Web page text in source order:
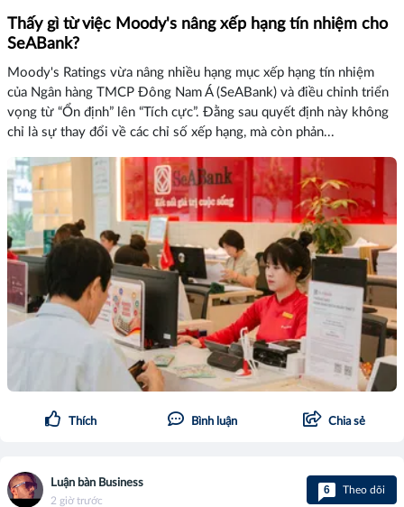
Thấy gì từ việc Moody's nâng xếp hạng tín nhiệm cho
SeABank?
Moody's Ratings vừa nâng nhiều hạng mục xếp hạng tín nhiệm
của Ngân hàng TMCP Đông Nam Á (SeABank) và điều chỉnh triển
vọng từ “Ổn định” lên “Tích cực”. Đằng sau quyết định này không
chỉ là sự thay đổi về các chỉ số xếp hạng, mà còn phản...
Thích Bình luận Chia sẻ
Luận bàn Business
2 giờ trước
6 Theo dõi